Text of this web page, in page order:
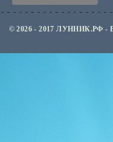
© 2026 - 2017